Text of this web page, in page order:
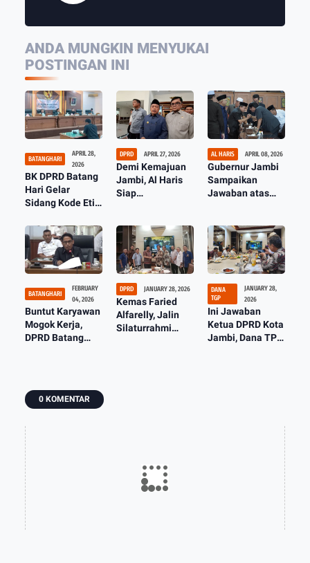
ANDA MUNGKIN MENYUKAI
POSTINGAN INI
BATANGHARI
APRIL 28,
2026
BK DPRD Batang
Hari Gelar
Sidang Kode Etik
Anggota Dewan
DPRD APRIL 27, 2026
Demi Kemajuan
Jambi, Al Haris
Siap
AL HARIS APRIL 08, 2026
Gubernur Jambi
Sampaikan
Jawaban atas
DPRD Terhadap
LKPJ 2025
BATANGHARI
FEBRUARY
04, 2026
Buntut Karyawan
Mogok Kerja,
DPRD Batang
DPRD JANUARY 28, 2026
Kemas Faried
Alfarelly, Jalin
Silaturrahmi
DANA
TGP
JANUARY 28,
2026
Ini Jawaban
Ketua DPRD Kota
Jambi, Dana TPG
0 KOMENTAR